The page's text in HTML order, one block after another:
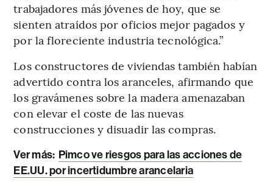
trabajadores más jóvenes de hoy, que se
sienten atraídos por oficios mejor pagados y
por la floreciente industria tecnológica.”
Los constructores de viviendas también habían
advertido contra los aranceles, afirmando que
los gravámenes sobre la madera amenazaban
con elevar el coste de las nuevas
construcciones y disuadir las compras.
Ver más: Pimco ve riesgos para las acciones de
EE.UU. por incertidumbre arancelaria